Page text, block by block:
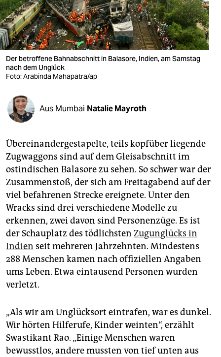
wahrheit
verlag
verlag
veranstaltungen
fragen & hilfe
abo
genossenschaft
epaper login
Der betroffene Bahnabschnitt in Balasore, Indien, am Samstag
nach dem Unglück
Foto: Arabinda Mahapatra/ap
Aus Mumbai Natalie Mayroth
Übereinandergestapelte, teils kopfüber liegende
Zugwaggons sind auf dem Gleisabschnitt im
ostindischen Balasore zu sehen. So schwer war der
Zusammenstoß, der sich am Freitagabend auf der
viel befahrenen Strecke ereignete. Unter den
Wracks sind drei verschiedene Modelle zu
erkennen, zwei davon sind Personenzüge. Es ist
der Schauplatz des tödlichsten Zugunglücks in
Indien seit mehreren Jahrzehnten. Mindestens
288 Menschen kamen nach offiziellen Angaben
ums Leben. Etwa eintausend Personen wurden
verletzt.
„Als wir am Unglücksort eintrafen, war es dunkel.
Wir hörten Hilferufe, Kinder weinten“, erzählt
Swastikant Rao. „Einige Menschen waren
bewusstlos, andere mussten von tief unten aus